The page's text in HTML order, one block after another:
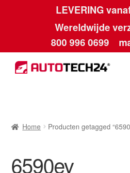
LEVERING
Wereldwijde
800 996 0699
Ga
door
Ga
naar
Home Producten getagged
6590ev